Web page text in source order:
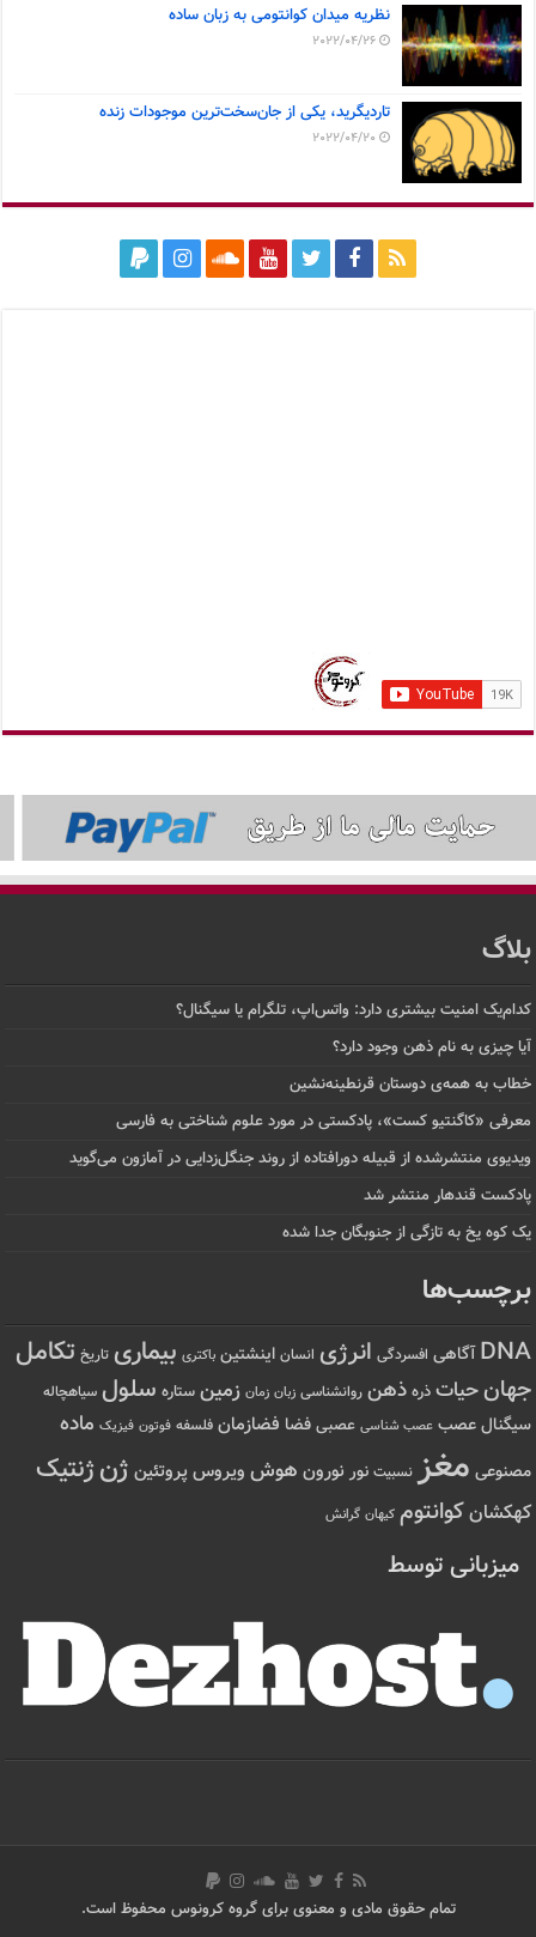
نظریه میدان کوانتومی به زبان ساده
2022/04/26
تاردیگرید، یکی از جان‌سخت‌ترین موجودات زنده
2022/04/20
بلاگ
کدام‌یک امنیت بیشتری دارد: واتس‌اپ، تلگرام یا سیگنال؟
آیا چیزی به نام ذهن وجود دارد؟
خطاب به همه‌ی دوستان قرنطینه‌نشین
معرفی «کاگنتیو کست»، پادکستی در مورد علوم شناختی به فارسی
ویدیوی منتشرشده از قبیله دورافتاده‌ از روند جنگل‌زدایی در آمازون می‌گوید
پادکست قندهار منتشر شد
یک کوه یخ به تازگی از جنوبگان جدا شده
برچسب‌ها
DNA آگاهی افسردگی انرژی انسان اینشتین باکتری بیماری تاریخ تکامل
جهانحیات ذره ذهن روانشناسی زبان زمان زمین ستاره سلول سیاهچاله
سیگنال عصب عصب شناسی عصبی فضا فضازمان فلسفه فوتون فیزیک ماده
مصنوعی مغز نسبیت نور نورون هوش ویروس پروتئین ژنژنتیک
کهکشانکوانتوم کیهان گرانش
میزبانی توسط
تمام حقوق مادی و معنوی برای گروه کرونوس محفوظ است.